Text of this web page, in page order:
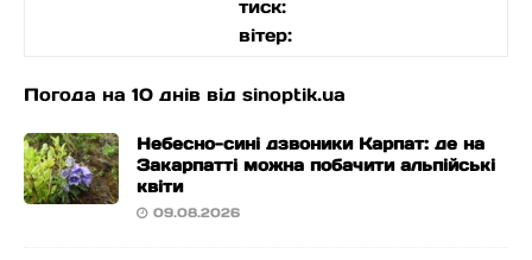
тиск:
вітер:
Погода на 10 днів від sinoptik.ua
Небесно-сині дзвоники Карпат: де на
Закарпатті можна побачити альпійські
квіти
09.08.2026